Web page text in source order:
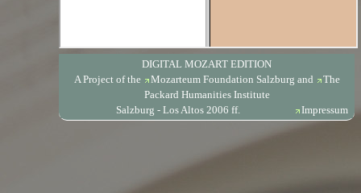
DIGITAL MOZART EDITION
A Project of the
Mozarteum Foundation Salzburg and
The
Packard Humanities Institute
Salzburg - Los Altos 2006 ff.
Impressum